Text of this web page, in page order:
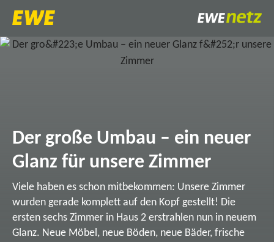
Der große Umbau – ein neuer
Glanz für unsere Zimmer
Viele haben es schon mitbekommen: Unsere Zimmer
wurden gerade komplett auf den Kopf gestellt! Die
ersten sechs Zimmer in Haus 2 erstrahlen nun in neuem
Glanz. Neue Möbel, neue Böden, neue Bäder, frische